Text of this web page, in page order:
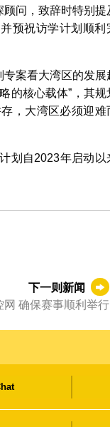
问，致辞时特别提
预祝访学计划顺利
案看大湾区的发展
的核心载体”，其规
，大湾区必须迎难
划自2023年启动以
下一则新闻
粤港澳联合演练筑牢十五运和残特奥会传染病防控网 确保赛事顺利举行